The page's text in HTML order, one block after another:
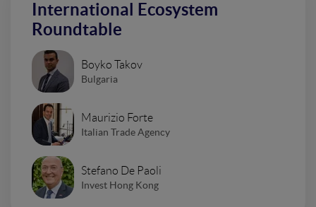
International Ecosystem
Roundtable
Boyko Takov
Bulgaria
Maurizio Forte
Italian Trade Agency
Stefano De Paoli
Invest Hong Kong